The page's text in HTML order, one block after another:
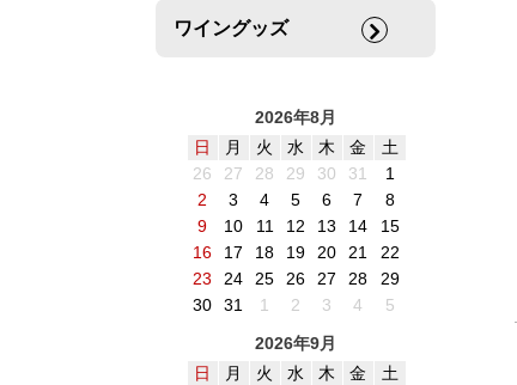
ワイングッズ
2026年8月
日
月 火 水 木 金
土
26
27 28 29 30 31
1
2
3 4 5 6 7
8
9
10 11 12 13 14
15
16
17 18 19 20 21
22
23
24 25 26 27 28
29
30
31 1 2 3 4
5
2026年9月
日
月 火 水 木 金
土